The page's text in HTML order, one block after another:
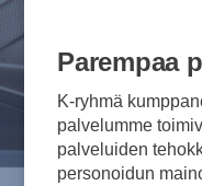
Parempaa
K-ryhmä
palvelumme
palveluiden
personoidun